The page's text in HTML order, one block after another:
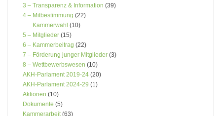
3 – Transparenz & Information (39)
4 – Mitbestimmung (22)
Kammerwahl (10)
5 – Mitglieder (15)
6 – Kammerbeitrag (22)
7 – Förderung junger Mitglieder (3)
8 – Wettbewerbswesen (10)
AKH-Parlament 2019-24 (20)
AKH-Parlament 2024-29 (1)
Aktionen (10)
Dokumente (5)
Kammerarbeit(63)